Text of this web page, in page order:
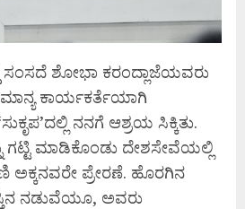
ಸಂಸದೆ ಶೋಭಾ ಕರಂದ್ಲಾಜೆಯವರು
ಕಾರ್ಯಕರ್ತೆಯಾಗಿ
ನನಗೆ ಆಶ್ರಯ ಸಿಕ್ಕಿತು.
ಗಟ್ಟಿ ಮಾಡಿಕೊಂಡು ದೇಶಸೇವೆಯಲ್ಲಿ
ಅಕ್ಕನವರೇ ಪ್ರೇರಣೆ. ಹೊರಗಿನ
ನಡುವೆಯೂ, ಅವರು